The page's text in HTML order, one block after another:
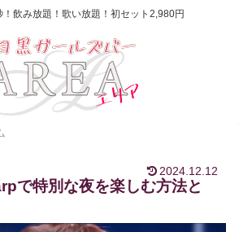
飲み放題！歌い放題！初セット2,980円
2024.12.12
で特別な夜を楽しむ方法と